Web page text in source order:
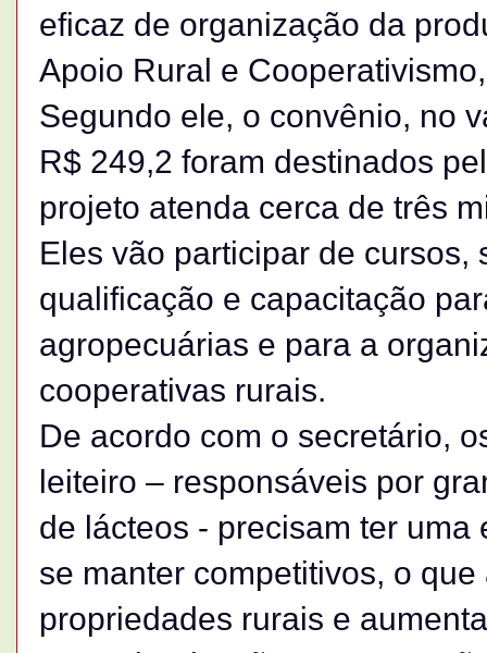
eficaz de organização da
Apoio Rural e
Segundo ele, o convênio, no
R$ 249,2 foram destinados
projeto atenda cerca de três
Eles vão participar de cursos,
qualificação e capacitação
agropecuárias e para a
cooperativas rurais.
De acordo com o secretário,
leiteiro – responsáveis por
de lácteos - precisam ter
se manter competitivos, o
propriedades rurais e